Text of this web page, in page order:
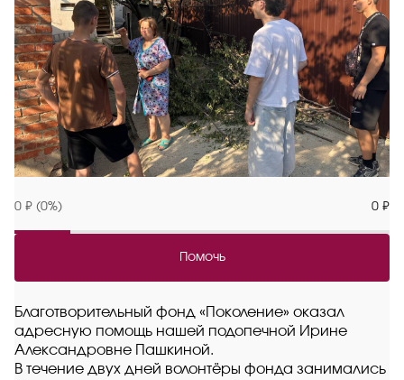
0 ₽ (0%) 0 ₽
Помочь
Благотворительный фонд «Поколение» оказал
адресную помощь нашей подопечной Ирине
Александровне Пашкиной.
В течение двух дней волонтёры фонда занимались